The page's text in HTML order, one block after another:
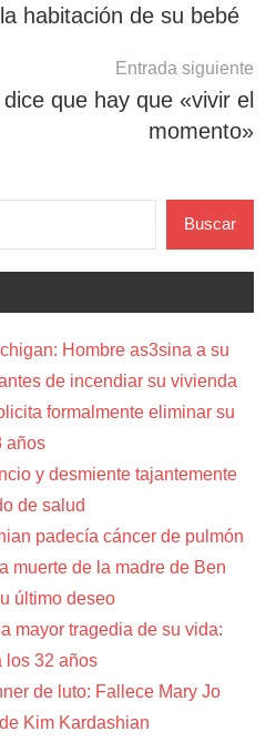
habitación de su bebé
Entrada siguiente
que hay que «vivir el
momento»
Buscar
Hombre as3sina a su
de incendiar su vivienda
formalmente eliminar su
años
y desmiente tajantemente
de salud
padecía cáncer de pulmón
muerte de la madre de Ben
último deseo
mayor tragedia de su vida:
los 32 años
de luto: Fallece Mary Jo
Kim Kardashian